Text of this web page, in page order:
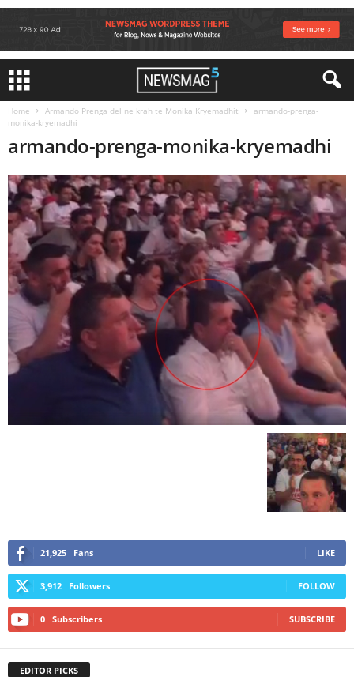
Home Armando Prenga del ne krah te Monika Kryemadhit
armando-prenga-
monika-kryemadhi
armando-prenga-monika-kryemadhi
21,925 Fans LIKE
3,912 Followers FOLLOW
0 Subscribers SUBSCRIBE
EDITOR PICKS